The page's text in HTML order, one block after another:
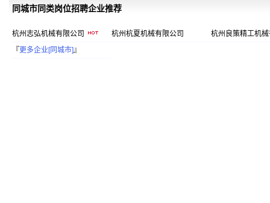
同城市同类岗位招聘企业推荐
杭州志弘机械有限公司 杭州杭夏机械有限公司
杭州良策精工机
『 更多企业[同城市]』